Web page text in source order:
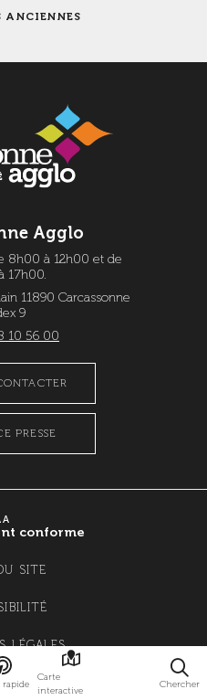
rapide
Carte
interactive
Chercher
ANCIENNES
Agglo
8h00 à 12h00 et de
17h00.
11890 Carcassonne
9
10 56 00
PRESSE
conforme
SITE
LÉGALES